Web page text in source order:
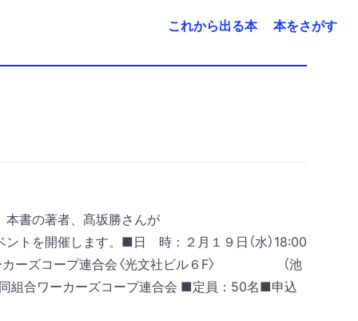
これから出る本 本をさがす
本書の著者、髙坂勝さんが
トを開催します。 ■日 時：２月１９日（水）18:00
ズコープ連合会〈光文社ビル６F〉
（池
合ワーカーズコープ連合会 ■定員：50名■申込